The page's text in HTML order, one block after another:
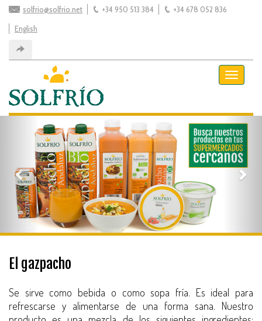
solfrio@solfrio.net +34 950 513 384
+34 678 052 836
English
Toggle
Previous
El gazpacho
Se sirve como bebida o como sopa fría. Es ideal para
refrescarse y alimentarse de una forma sana. Nuestro